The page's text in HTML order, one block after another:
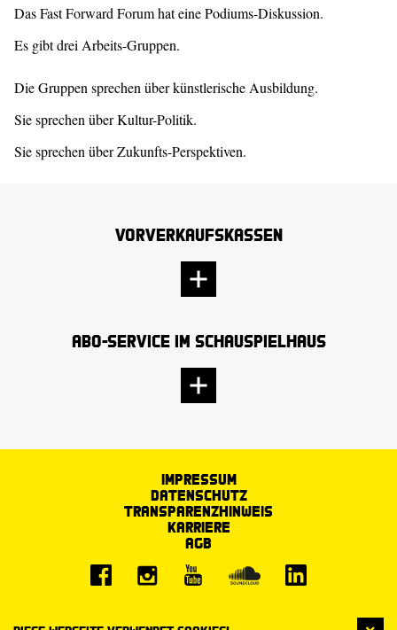
Das Fast Forward Forum hat eine Podiums-Diskussion.
Es gibt drei Arbeits-Gruppen.
Die Gruppen sprechen über künstlerische Ausbildung.
Sie sprechen über Kultur-Politik.
Sie sprechen über Zukunfts-Perspektiven.
Vorverkaufskassen
Abo-Service im Schauspielhaus
Impressum
Datenschutz
Transparenzhinweis
Karriere
AGB